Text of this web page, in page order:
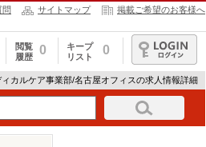
問 サイトマップ 掲載ご希望のお客様へ
閲覧
履歴
0
キープ
リスト
0
ログイン
カルケア事業部/名古屋オフィスの求人情報詳細